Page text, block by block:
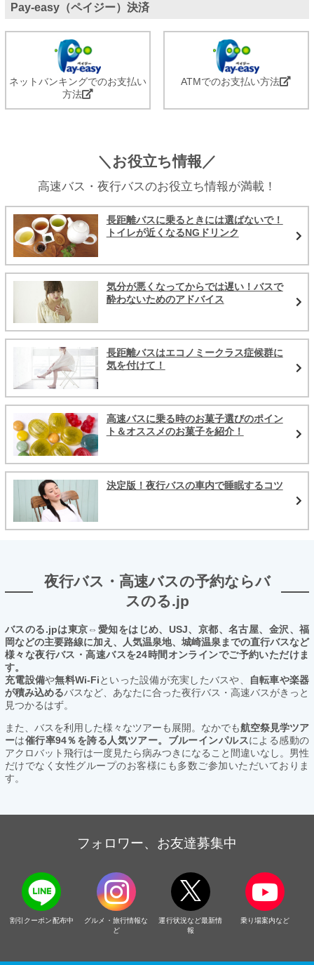
Pay-easy（ペイジー）決済
ネットバンキングでのお支払い
方法
ATMでのお支払い方法
＼お役立ち情報／
高速バス・夜行バスのお役立ち情報が満載！
長距離バスに乗るときには選ばないで！
トイレが近くなるNGドリンク
気分が悪くなってからでは遅い！バスで
酔わないためのアドバイス
長距離バスはエコノミークラス症候群に
気を付けて！
高速バスに乗る時のお菓子選びのポイン
ト＆オススメのお菓子を紹介！
決定版！夜行バスの車内で睡眠するコツ
夜行バス・高速バスの予約ならバ
スのる.jp
バスのる.jpは東京⇔愛知をはじめ、USJ、京都、名古屋、金沢、福
岡などの主要路線に加え、人気温泉地、城崎温泉までの直行バスなど
様々な夜行バス・高速バスを24時間オンラインでご予約いただけま
す。
充電設備や無料Wi-Fiといった設備が充実したバスや、
自転車や楽器
が積み込めるバスなど、あなたに合った夜行バス・高速バスがきっと
見つかるはず。
また、バスを利用した様々なツアーも展開。なかでも航空祭見学ツア
ーは催行率94％を誇る人気ツアー。ブルーインパルスによる感動の
アクロバット飛行は一度見たら病みつきになること間違いなし。男性
だけでなく女性グループのお客様にも多数ご参加いただいておりま
す。
フォロワー、お友達募集中
割引クーポン配布中
グルメ・旅行情報な
ど
運行状況など最新情
報
乗り場案内など